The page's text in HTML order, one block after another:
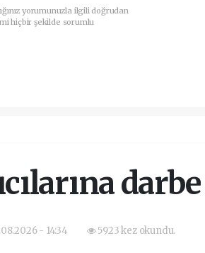
yorumunuzla ilgili doğrudan
hiçbir şekilde sorumlu
darbe
- 14:34 5923 kez okundu.